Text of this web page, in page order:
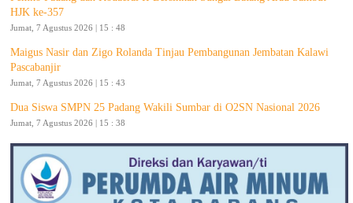
HJK ke-357
Jumat, 7 Agustus 2026 | 15 : 48
Maigus Nasir dan Zigo Rolanda Tinjau Pembangunan Jembatan Kalawi
Pascabanjir
Jumat, 7 Agustus 2026 | 15 : 43
Dua Siswa SMPN 25 Padang Wakili Sumbar di O2SN Nasional 2026
Jumat, 7 Agustus 2026 | 15 : 38